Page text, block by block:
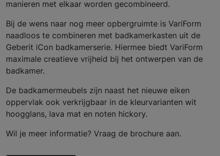
manieren met elkaar worden gecombineerd.
Bij de wens naar nog meer opbergruimte is VariForm
naadloos te combineren met badkamerkasten uit de
Geberit iCon badkamerserie. Hiermee biedt VariForm
maximale creatieve vrijheid bij het ontwerpen van de
badkamer.
De badkamermeubels zijn naast het nieuwe eiken
oppervlak ook verkrijgbaar in de kleurvarianten wit
hoogglans, lava mat en noten hickory.
Wil je meer informatie? Vraag de brochure aan.